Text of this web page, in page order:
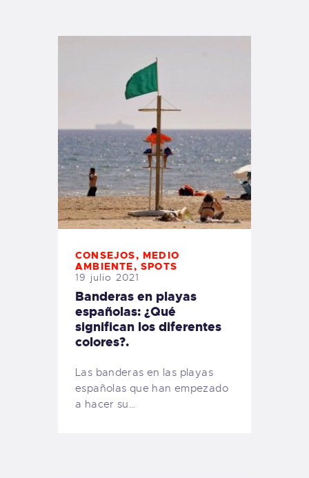
CONSEJOS, MEDIO
AMBIENTE,SPOTS
19 julio 2021
Banderas en playas
españolas: ¿Qué
significan los diferentes
colores?.
Las banderas en las playas
españolas que han empezado
a hacer su…